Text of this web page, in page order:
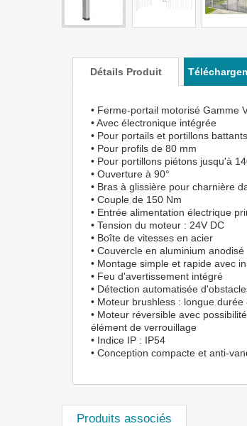
Détails Produit
• Ferme-portail motorisé Gamme
• Avec électronique intégrée
• Pour portails et portillons battants
• Pour profils de 80 mm
• Pour portillons piétons jusqu'à
• Ouverture à 90°
• Bras à glissière pour charnière
• Couple de 150 Nm
• Entrée alimentation électrique
• Tension du moteur : 24V DC
• Boîte de vitesses en acier
• Couvercle en aluminium anodisé
• Montage simple et rapide avec
• Feu d'avertissement intégré
• Détection automatisée
• Moteur brushless : longue
• Moteur réversible avec
élément de verrouillage
• Indice IP : IP54
• Conception compacte et anti-
Produits associés